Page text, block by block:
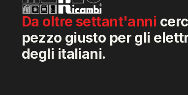
Da oltre settant'anni
pezzo giusto per gli
degli italiani.